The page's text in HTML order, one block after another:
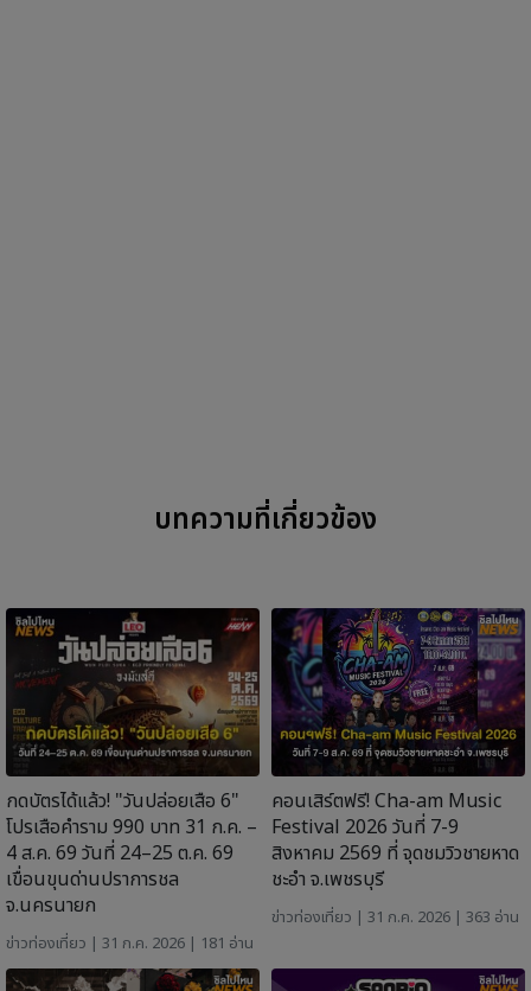
บทความที่เกี่ยวข้อง
กดบัตรได้แล้ว! "วันปล่อยเสือ 6"
โปรเสือคำราม 990 บาท 31 ก.ค. –
4 ส.ค. 69 วันที่ 24–25 ต.ค. 69
เขื่อนขุนด่านปราการชล
จ.นครนายก
ข่าวท่องเที่ยว | 31 ก.ค. 2026 | 181 อ่าน
คอนเสิร์ตฟรี! Cha-am Music
Festival 2026 วันที่ 7-9
สิงหาคม 2569 ที่ จุดชมวิวชายหาด
ชะอำ จ.เพชรบุรี
ข่าวท่องเที่ยว | 31 ก.ค. 2026 | 363 อ่าน